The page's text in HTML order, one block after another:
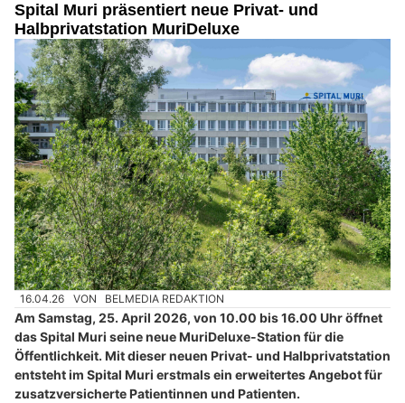
Spital Muri präsentiert neue Privat- und
Halbprivatstation MuriDeluxe
16.04.26 VON BELMEDIA REDAKTION
Am Samstag, 25. April 2026, von 10.00 bis 16.00 Uhr öffnet
das Spital Muri seine neue MuriDeluxe-Station für die
Öffentlichkeit. Mit dieser neuen Privat- und Halbprivatstation
entsteht im Spital Muri erstmals ein erweitertes Angebot für
zusatzversicherte Patientinnen und Patienten.